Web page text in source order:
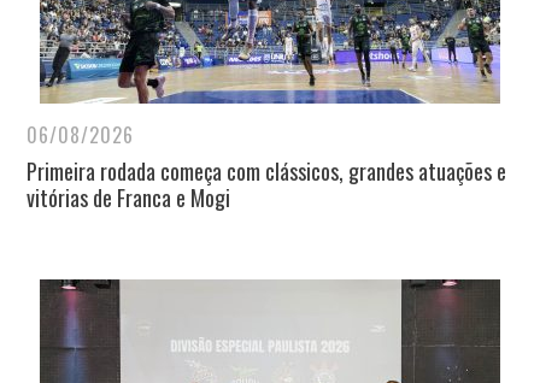
06/08/2026
Primeira rodada começa com clássicos, grandes atuações e
vitórias de Franca e Mogi